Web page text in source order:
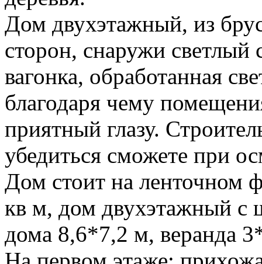
Дом двухэтажный, из
сторон, снаружи светлый
вагонка, обработанная
благодаря чему
приятный глазу.
убедиться сможете при
Дом стоит на ленточном
кв м, дом двухэтажный с
дома 8,6*7,2 м, веранда